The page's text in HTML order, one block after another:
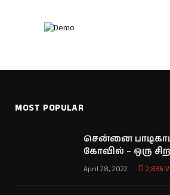
MOST POPULAR
சென்னை
கோவில் – ஒரு
April 28, 2022 2,836